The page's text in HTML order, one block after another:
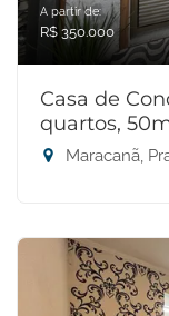
A partir de:
R$ 350.000
Casa de
quartos,
Maracanã,